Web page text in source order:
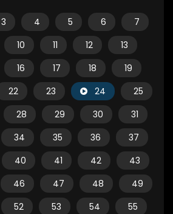
3 4 5 6
7
10 11 12
13
16 17 18
19
22 23 24
25
28 29 30
31
34 35 36
37
40 41 42
43
46 47 48
49
52 53 54
55